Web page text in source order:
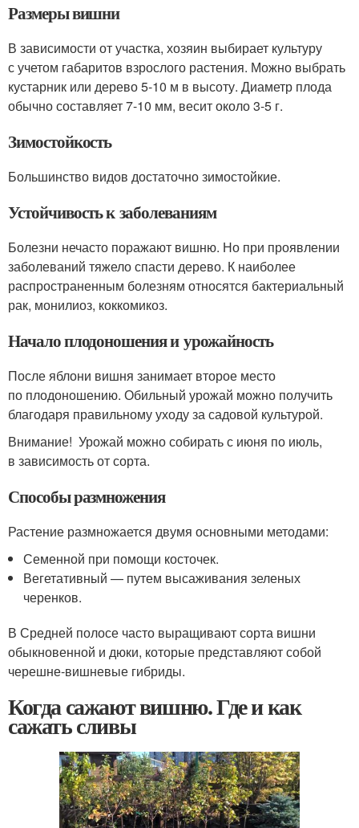
Размеры вишни
В зависимости от участка, хозяин выбирает культуру
с учетом габаритов взрослого растения. Можно выбрать
кустарник или дерево 5-10 м в высоту. Диаметр плода
обычно составляет 7-10 мм, весит около 3-5 г.
Зимостойкость
Большинство видов достаточно зимостойкие.
Устойчивость к заболеваниям
Болезни нечасто поражают вишню. Но при проявлении
заболеваний тяжело спасти дерево. К наиболее
распространенным болезням относятся бактериальный
рак, монилиоз, коккомикоз.
Начало плодоношения и урожайность
После яблони вишня занимает второе место
по плодоношению. Обильный урожай можно получить
благодаря правильному уходу за садовой культурой.
Внимание! Урожай можно собирать с июня по июль,
в зависимость от сорта.
Способы размножения
Растение размножается двумя основными методами:
Семенной при помощи косточек.
Вегетативный — путем высаживания зеленых
черенков.
В Средней полосе часто выращивают сорта вишни
обыкновенной и дюки, которые представляют собой
черешне-вишневые гибриды.
Когда сажают вишню. Где и как
сажать сливы